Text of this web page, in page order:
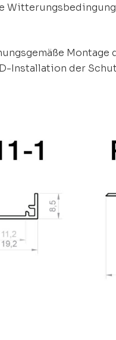
Montage
Installation der